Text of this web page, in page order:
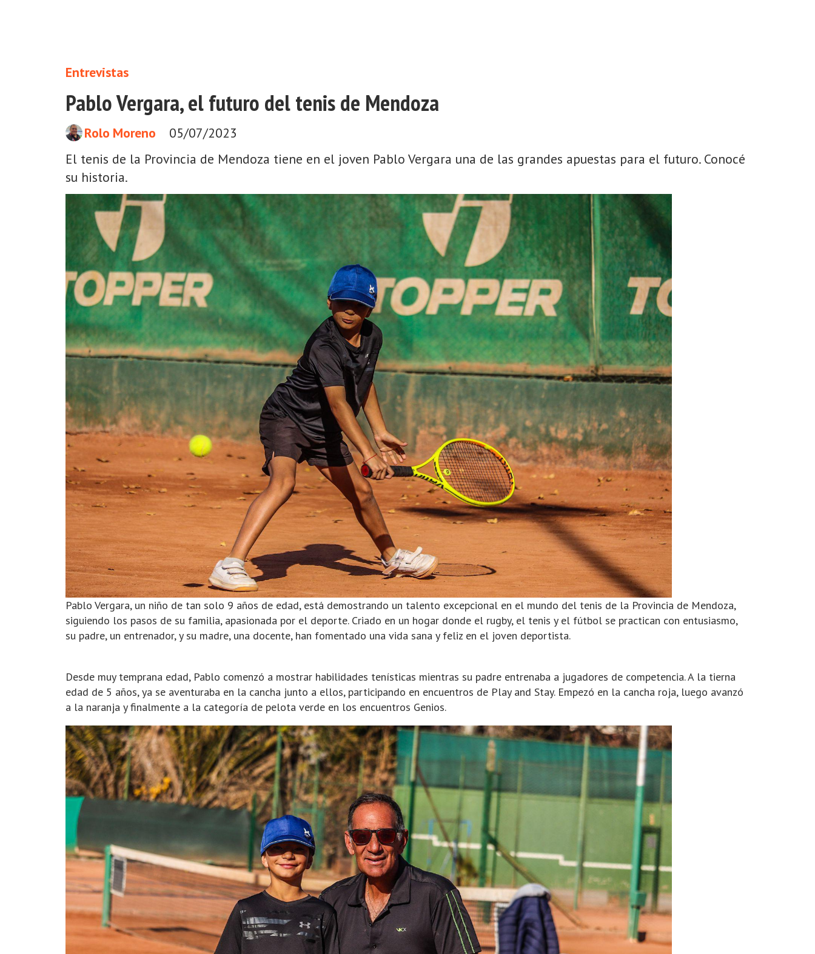
Pablo Vergara, el futuro del tenis de Mendoza
El tenis de la Provincia de Mendoza tiene en el joven Pablo Vergara una de las grandes apuestas para el futuro. Conocé
su historia.
Entrevistas
05/07/2023
Rolo Moreno
Pablo Vergara, un niño de tan solo 9 años de edad, está demostrando un talento excepcional en el mundo del tenis de la Provincia de Mendoza,
siguiendo los pasos de su familia, apasionada por el deporte. Criado en un hogar donde el rugby, el tenis y el fútbol se practican con entusiasmo,
su padre, un entrenador, y su madre, una docente, han fomentado una vida sana y feliz en el joven deportista.
Desde muy temprana edad, Pablo comenzó a mostrar habilidades tenísticas mientras su padre entrenaba a jugadores de competencia. A la tierna
edad de 5 años, ya se aventuraba en la cancha junto a ellos, participando en encuentros de Play and Stay. Empezó en la cancha roja, luego avanzó
a la naranja y finalmente a la categoría de pelota verde en los encuentros Genios.